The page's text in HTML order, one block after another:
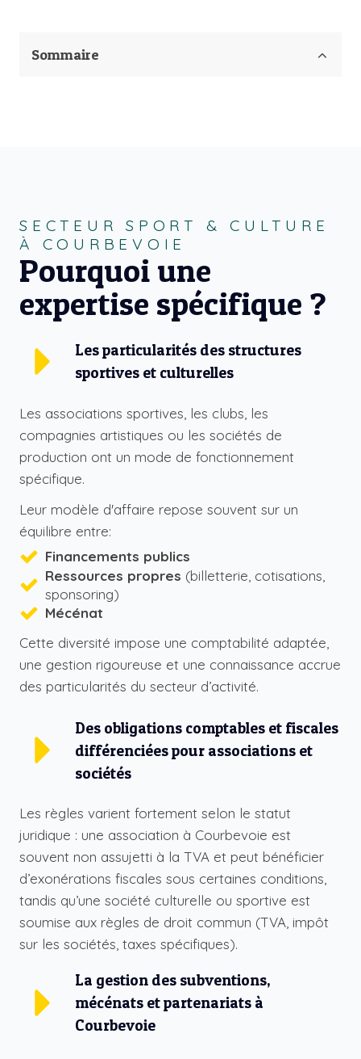
Sommaire
SECTEUR SPORT & CULTURE
À COURBEVOIE
Pourquoi une
expertise spécifique ?
Les particularités des structures
sportives et culturelles
Les associations sportives, les clubs, les
compagnies artistiques ou les sociétés de
production ont un mode de fonctionnement
spécifique.
Leur modèle d'affaire repose souvent sur un
équilibre entre:
Financements publics
Ressources propres (billetterie, cotisations,
sponsoring)
Mécénat
Cette diversité impose une comptabilité adaptée,
une gestion rigoureuse et une connaissance accrue
des particularités du secteur d’activité.
Des obligations comptables et fiscales
différenciées pour associations et
sociétés
Les règles varient fortement selon le statut
juridique : une association à Courbevoie est
souvent non assujetti à la TVA et peut bénéficier
d’exonérations fiscales sous certaines conditions,
tandis qu’une société culturelle ou sportive est
soumise aux règles de droit commun (TVA, impôt
sur les sociétés, taxes spécifiques).
La gestion des subventions,
mécénats et partenariats à
Courbevoie